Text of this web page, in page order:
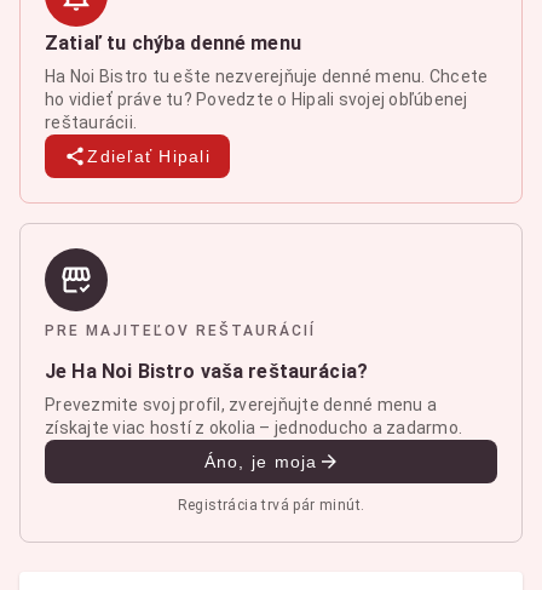
Zatiaľ tu chýba denné menu
Ha Noi Bistro tu ešte nezverejňuje denné menu. Chcete
ho vidieť práve tu? Povedzte o Hipali svojej obľúbenej
reštaurácii.
Zdieľať Hipali
PRE MAJITEĽOV REŠTAURÁCIÍ
Je Ha Noi Bistro vaša reštaurácia?
Prevezmite svoj profil, zverejňujte denné menu a
získajte viac hostí z okolia – jednoducho a zadarmo.
Áno, je moja
Registrácia trvá pár minút.